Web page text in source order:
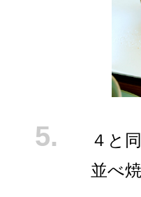
４と
並べ焼